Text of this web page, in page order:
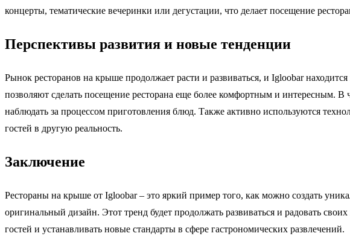
концерты, тематические вечеринки или дегустации, что делает посещение
Перспективы развития и новые тенденции
Рынок ресторанов на крыше продолжает расти и развиваться, и Igloobar
позволяют сделать посещение ресторана еще более комфортным и интересным.
наблюдать за процессом приготовления блюд. Также активно используются
гостей в другую реальность.
Заключение
Рестораны на крыше от Igloobar – это яркий пример того, как можно создать
оригинальный дизайн. Этот тренд будет продолжать развиваться и радовать
гостей и устанавливать новые стандарты в сфере гастрономических развлечений.